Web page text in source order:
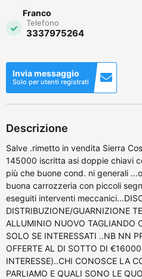
Franco
Telefono
3337975264
Invia messaggio
Solo per utenti registrati
Descrizione
Salve .rimetto in vendita Sierra
145000 iscritta asi doppie chiavi
più che buone cond. ni generali
buona carrozzeria con piccoli
eseguiti interventi
DISTRIBUZIONE/GUARNIZIONE
ALLUMINIO NUOVO TAGLIANDO
SOLO SE INTERESSATI ..NB NN
OFFERTE AL DI SOTTO DI
INTERESSE)..CHI CONOSCE LA
PARLIAMO E QUALI SONO LE